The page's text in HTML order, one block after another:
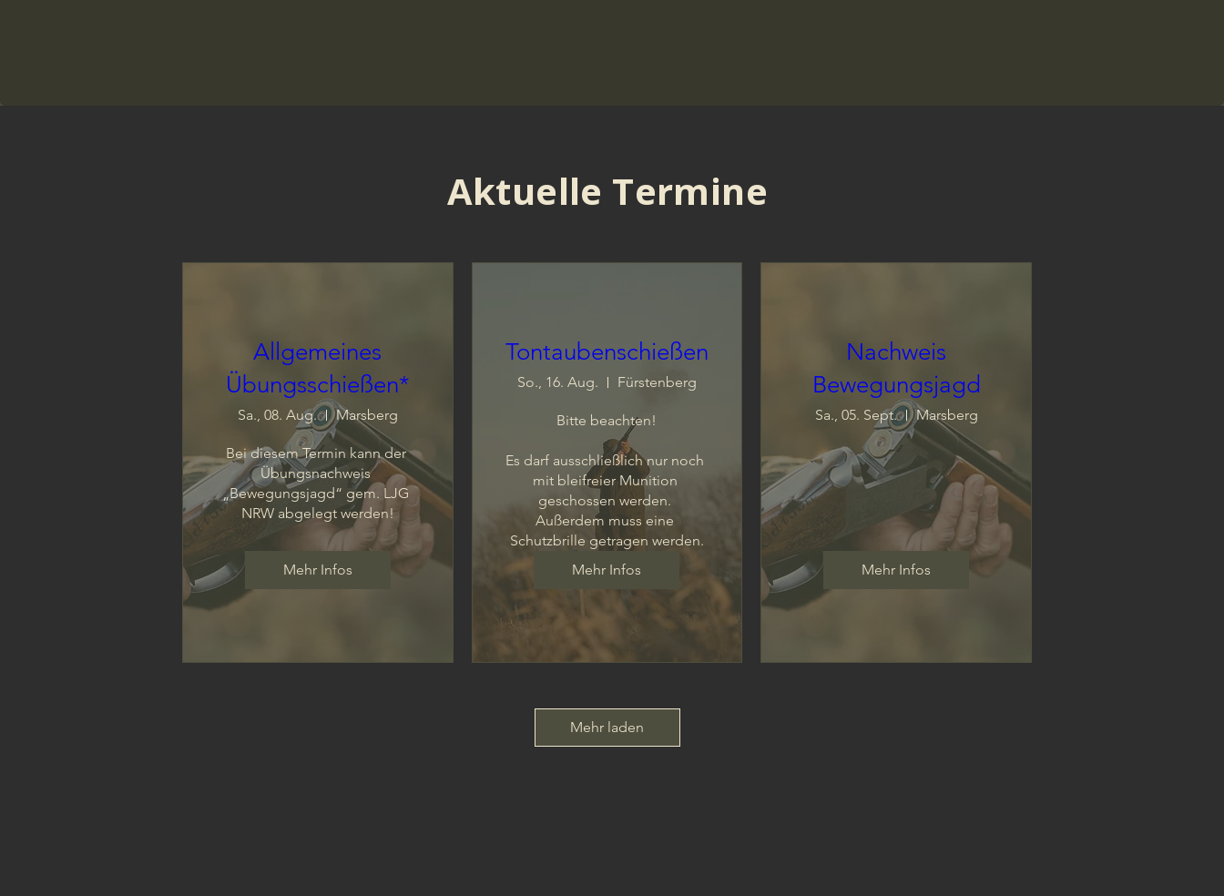
Aktuelle Termine
Allgemeines
Übungsschießen*
Sa., 08. Aug. Marsberg
Bei diesem Termin kann der
Übungsnachweis
„Bewegungsjagd“ gem. LJG
NRW abgelegt werden!
Mehr Infos
Tontaubenschießen
So., 16. Aug. Fürstenberg
Bitte beachten!
Es darf ausschließlich nur noch
mit bleifreier Munition
geschossen werden.
Außerdem muss eine
Schutzbrille getragen werden.
Mehr Infos
Nachweis
Bewegungsjagd
Sa., 05. Sept. Marsberg
Mehr Infos
Mehr laden